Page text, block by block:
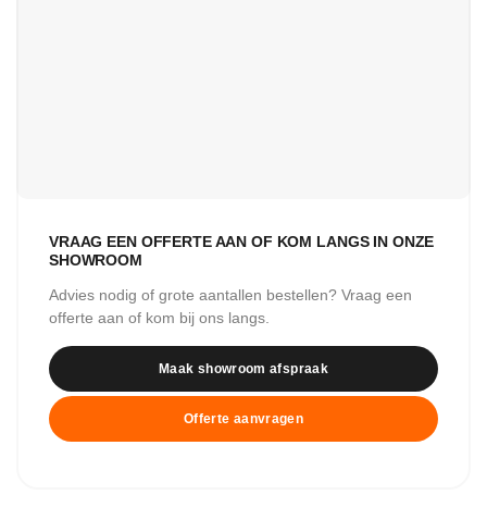
VRAAG EEN OFFERTE AAN OF KOM LANGS IN ONZE
SHOWROOM
Advies nodig of grote aantallen bestellen? Vraag een
offerte aan of kom bij ons langs.
Maak showroom afspraak
Offerte aanvragen